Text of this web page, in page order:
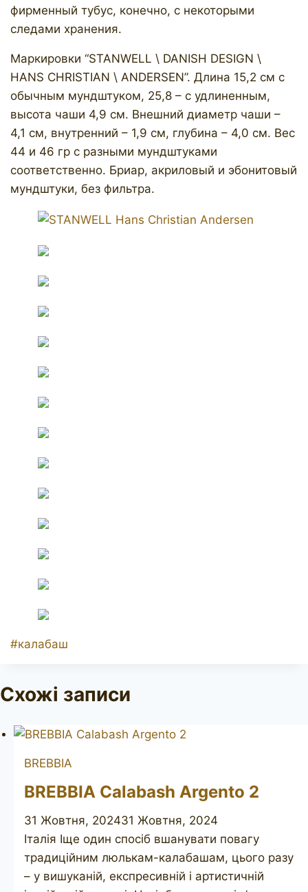
фирменный тубус, конечно, с некоторыми
следами хранения.
Маркировки “STANWELL \ DANISH DESIGN \
HANS CHRISTIAN \ ANDERSEN”. Длина 15,2 см с
обычным мундштуком, 25,8 – с удлиненным,
высота чаши 4,9 см. Внешний диаметр чаши –
4,1 см, внутренний – 1,9 см, глубина – 4,0 см. Вес
44 и 46 гр с разными мундштуками
соответственно. Бриар, акриловый и эбонитовый
мундштуки, без фильтра.
Позначки
#калабаш
Схожі записи
BREBBIA
BREBBIA Calabash Argento 2
31 Жовтня, 202431 Жовтня, 2024
Італія Іще один спосіб вшанувати повагу
традиційним люлькам-калабашам, цього разу
– у вишуканій, експресивній і артистичній